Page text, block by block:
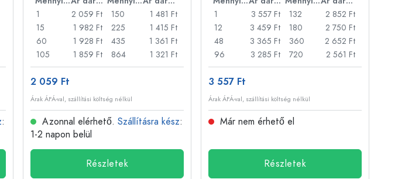
:
1
2 059 Ft
15
1 982 Ft
60
1 928 Ft
105
1 859 Ft
150
1 481 Ft
225
1 415 Ft
435
1 361 Ft
864
1 321 Ft
2 059 Ft
Árak ÁFÁ-val, szállítási költség nélkül
Azonnal elérhető. Szállításra kész:
1-2 napon belül
Részletek
1
3 557 Ft
12
3 459 Ft
48
3 365 Ft
96
3 285 Ft
132
2 852 Ft
180
2 750 Ft
360
2 652 Ft
720
2 561 Ft
3 557 Ft
Árak ÁFÁ-val, szállítási költség nélkül
Már nem érhető el
Részletek